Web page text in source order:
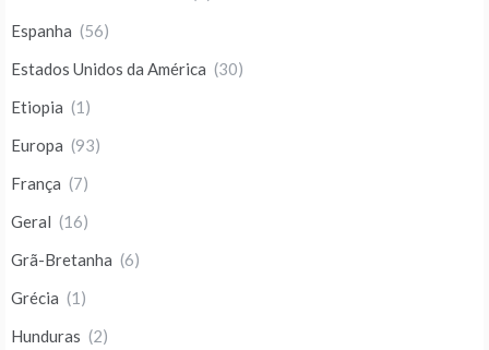
Espanha (56)
Estados Unidos da América (30)
Etiopia (1)
Europa (93)
França (7)
Geral (16)
Grã-Bretanha (6)
Grécia (1)
Hunduras (2)